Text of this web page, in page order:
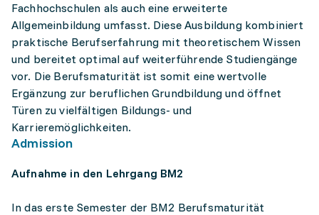
Fachhochschulen als auch eine erweiterte
Allgemeinbildung umfasst. Diese Ausbildung kombiniert
praktische Berufserfahrung mit theoretischem Wissen
und bereitet optimal auf weiterführende Studiengänge
vor. Die Berufsmaturität ist somit eine wertvolle
Ergänzung zur beruflichen Grundbildung und öffnet
Türen zu vielfältigen Bildungs- und
Karrieremöglichkeiten.
Admission
Aufnahme in den Lehrgang BM2
In das erste Semester der BM2 Berufsmaturität